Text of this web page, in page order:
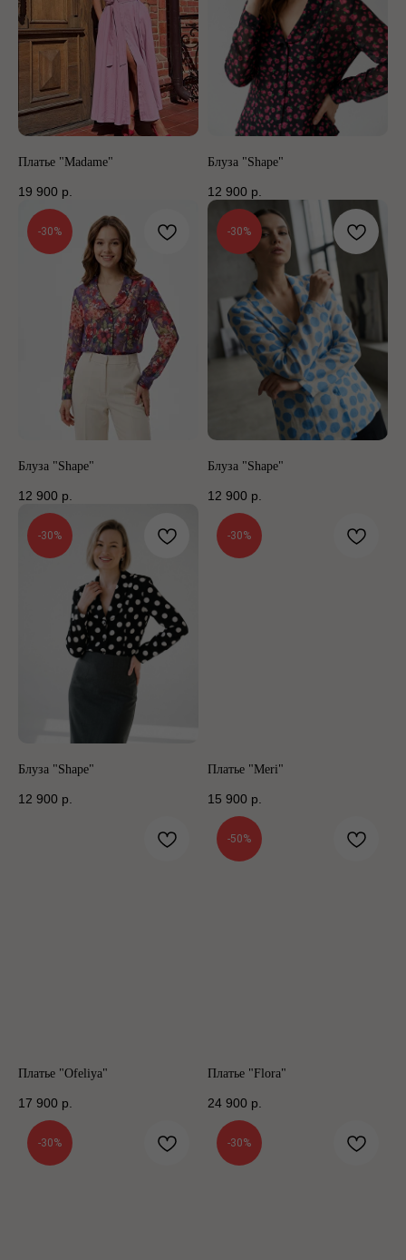
Платье "Madame"
19 900 р.
Блуза "Shape"
12 900 р.
-30%
Блуза "Shape"
12 900 р.
-30%
Блуза "Shape"
12 900 р.
-30%
Блуза "Shape"
12 900 р.
-30%
Платье "Meri"
15 900 р.
Платье "Ofeliya"
17 900 р.
-50%
Платье "Flora"
24 900 р.
-30% -30%